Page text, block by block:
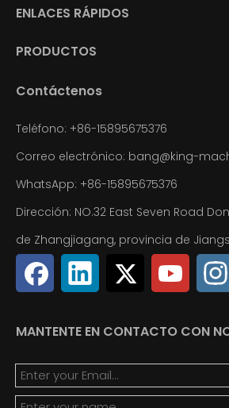
ENLACES RÁPIDOS
PRODUCTOS
Contáctenos
Teléfono: +86-15895675376
Correo electrónico: bang@king-
WhatsApp: +86-15895675376
Dirección: NO.32 East Seven Road
de Zhangjiagang, provincia de
MANTENTE EN CONTACTO CON